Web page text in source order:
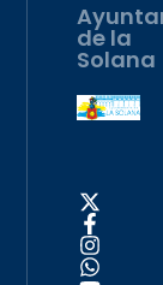
de la
Solana